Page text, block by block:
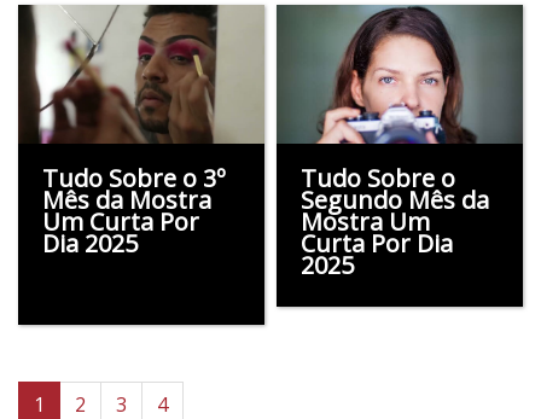
Tudo Sobre o 3º
Mês da Mostra
Um Curta Por
Dia 2025
Tudo Sobre o
Segundo Mês da
Mostra Um
Curta Por Dia
2025
1 2 3
4